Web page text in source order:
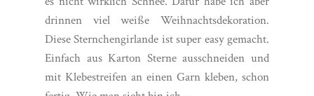
wenn ich das Gefühl habe hier in Hamburg gibt
es nicht wirklich Schnee. Dafür habe ich aber
drinnen viel weiße Weihnachtsdekoration.
Diese Sternchengirlande ist super easy gemacht.
Einfach aus Karton Sterne ausschneiden und